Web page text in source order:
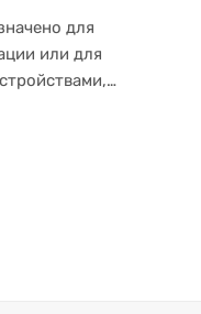
для
или для